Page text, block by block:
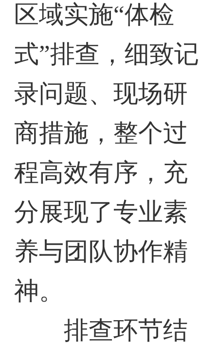
区域实施“体检
式”排查，细致记
录问题、现场研
商措施，整个过
程高效有序，充
分展现了专业素
养与团队协作精
神。
排查环节结